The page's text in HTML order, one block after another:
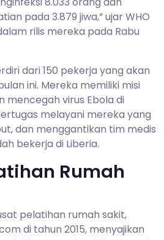
pada 3.879 jiwa,” ujar WHO
rilis mereka pada Rabu
dari 150 pekerja yang akan
ini. Mereka memiliki misi
mencegah virus Ebola di
melayani mereka yang
dan menggantikan tim medis
bekerja di Liberia.
Rumah
pelatihan rumah sakit,
di tahun 2015, menyajikan